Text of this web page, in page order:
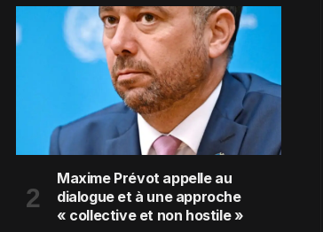
Maxime Prévot appelle au
dialogue et à une approche
« collective et non hostile »